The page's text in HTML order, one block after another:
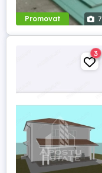
Promovat 7
3